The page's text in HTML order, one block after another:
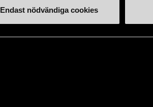
Endast nödvändiga cookies